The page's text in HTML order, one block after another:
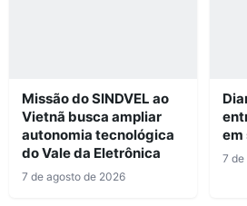
Missão do SINDVEL ao
Vietnã busca ampliar
autonomia tecnológica
do Vale da Eletrônica
7 de agosto de 2026
em
7 de